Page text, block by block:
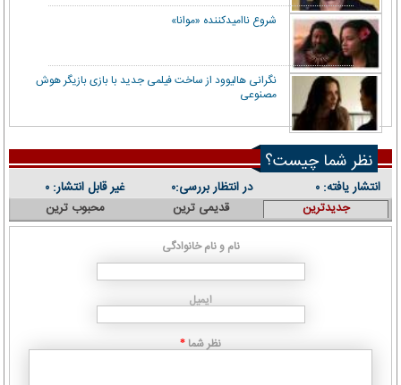
شروع ناامیدکننده «موانا»
نگرانی هالیوود از ساخت فیلمی جدید با بازی بازیگر هوش
مصنوعی
نظر شما چیست؟
انتشار یافته: ۰ در انتظار بررسی:۰ غیر قابل انتشار: ۰
جدیدترین قدیمی ترین محبوب ترین
نام و نام خانوادگی
ایمیل
نظر شما *